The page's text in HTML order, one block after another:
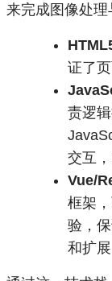
来完成图像处理
证了
责逻
交互
Vue/
框架
验，
和扩展